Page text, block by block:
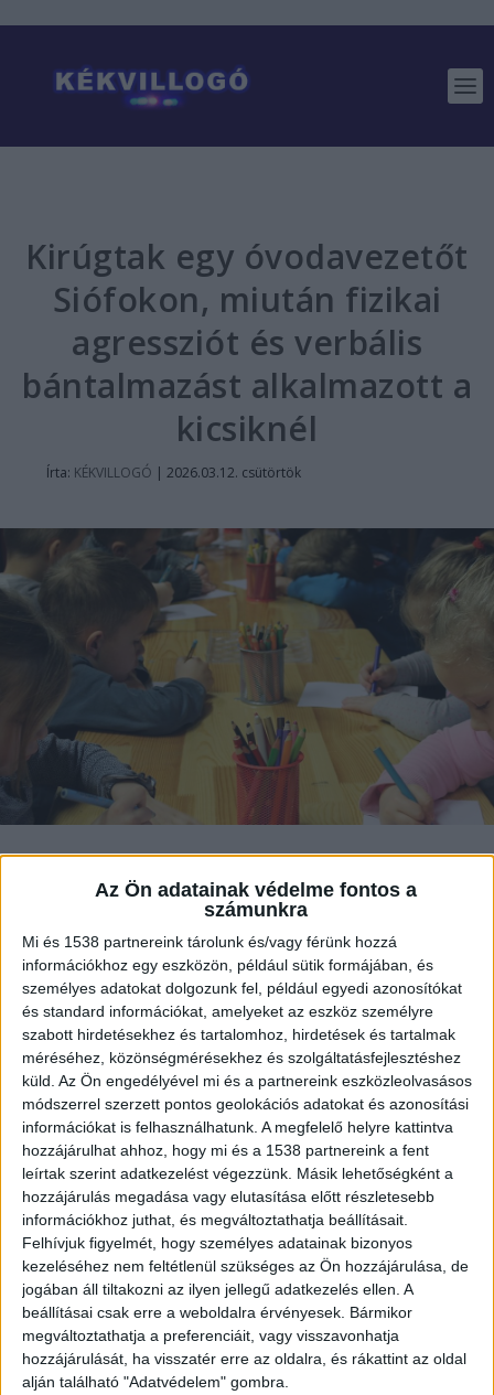
Az Ön adatainak védelme fontos a
számunkra
Mi és 1538 partnereink tárolunk és/vagy férünk hozzá
információkhoz egy eszközön, például sütik formájában, és
személyes adatokat dolgozunk fel, például egyedi azonosítókat
és standard információkat, amelyeket az eszköz személyre
szabott hirdetésekhez és tartalomhoz, hirdetések és tartalmak
méréséhez, közönségmérésekhez és szolgáltatásfejlesztéshez
küld. Az Ön engedélyével mi és a partnereink eszközleolvasásos
módszerrel szerzett pontos geolokációs adatokat és azonosítási
információkat is felhasználhatunk. A megfelelő helyre kattintva
hozzájárulhat ahhoz, hogy mi és a 1538 partnereink a fent
leírtak szerint adatkezelést végezzünk. Másik lehetőségként a
hozzájárulás megadása vagy elutasítása előtt részletesebb
információkhoz juthat, és megváltoztathatja beállításait.
Felhívjuk figyelmét, hogy személyes adatainak bizonyos
kezeléséhez nem feltétlenül szükséges az Ön hozzájárulása, de
jogában áll tiltakozni az ilyen jellegű adatkezelés ellen. A
beállításai csak erre a weboldalra érvényesek. Bármikor
megváltoztathatja a preferenciáit, vagy visszavonhatja
hozzájárulását, ha visszatér erre az oldalra, és rákattint az oldal
alján található "Adatvédelem" gombra.
Kirúgtak egy óvodavezetőt
Siófokon, miután fizikai
agressziót és verbális
bántalmazást alkalmazott a
kicsiknél
Írta: KÉKVILLOGÓ | 2026.03.12. csütörtök
Azonnali hatállyal felmondtak egy siófoki
óvodavezetőnek, a polgármester
feljelentést is tett – írta Lengyel Róbert,
Siófok polgármestere a Facebookon. “Még
február végén írásbeli szülői panaszt
kaptam az asztalomra és abból
értesültem, hogy az egyik városi
tagóvodánk vezetője, a levél szerint, a
gyermekükkel szemben meg nem
engedhető magatartást tanúsított” – írta
a polgármester.
Belső vizsgálatot rendelt el
Siófok polgármestere ezután belső vizsgálatot
rendelt el az ügyben, ami a héten zárult le. A
jelentés elsősorban tanúmeghallgatásokból állt,